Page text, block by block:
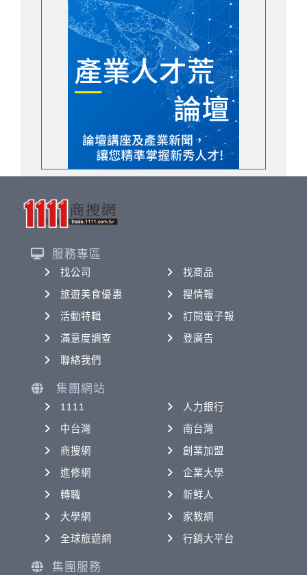
服務專區
找公司
找商品
旅遊美食優惠
搜情報
活動特輯
訂閱電子報
滿意度調查
登廣告
聯絡我們
集團網站
1111
人力銀行
中台灣
南台灣
商搜網
創業加盟
進修網
企業大學
轉職
新鮮人
大學網
家教網
全球旅遊網
行銷大平台
集團服務